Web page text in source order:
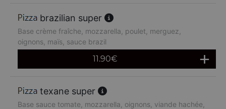
brazilian super
Base crème fraîche, mozzarella, poulet, merguez,
oignons, maïs, sauce brazil
11.90€
texane super
Base sauce tomate, mozzarella, oignons, viande hachée,